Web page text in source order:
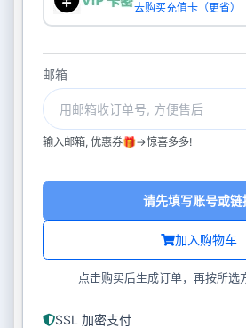
去购买充值卡（更省）
邮箱
输入邮箱, 优惠券🎁->惊喜多多!
加入购物车
请先填写账号或链
点击购买后生成订单，再按所选
SSL 加密支付